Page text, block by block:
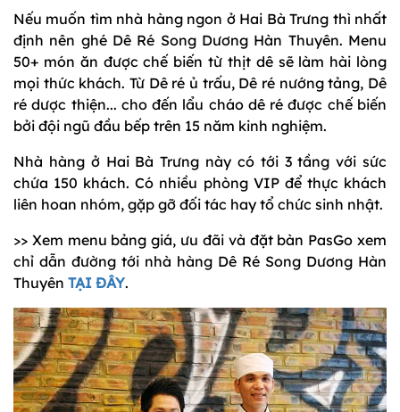
Nếu muốn tìm nhà hàng ngon ở Hai Bà Trưng thì nhất
định nên ghé Dê Ré Song Dương Hàn Thuyên. Menu
50+ món ăn được chế biến từ thịt dê sẽ làm hài lòng
mọi thức khách. Từ Dê ré ủ trấu, Dê ré nướng tảng, Dê
ré dược thiện... cho đến lẩu cháo dê ré được chế biến
bởi đội ngũ đầu bếp trên 15 năm kinh nghiệm.
Nhà hàng ở Hai Bà Trưng này có tới 3 tầng với sức
chứa 150 khách. Có nhiều phòng VIP để thực khách
liên hoan nhóm, gặp gỡ đối tác hay tổ chức sinh nhật.
>> Xem menu bảng giá, ưu đãi và đặt bàn PasGo xem
chỉ dẫn đường tới nhà hàng Dê Ré Song Dương Hàn
Thuyên TẠI ĐÂY.